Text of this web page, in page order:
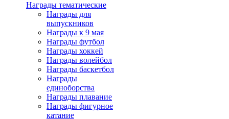
Награды тематические
Награды для
выпускников
Награды к 9 мая
Награды футбол
Награды хоккей
Награды волейбол
Награды баскетбол
Награды
единоборства
Награды плавание
Награды фигурное
катание